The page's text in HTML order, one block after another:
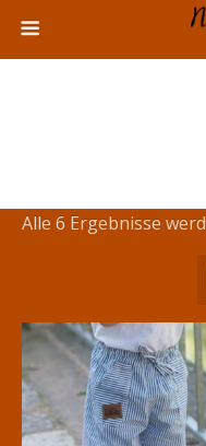
Alle 6 Ergebnisse